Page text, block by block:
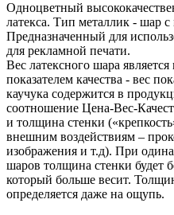
Одноцветный
латекса. Тип металлик - шар
Предназначенный для
для рекламной печати.
Вес латексного шара
показателем качества - вес
каучука содержится в
соотношение Цена-Вес-
и толщина стенки
внешним воздействиям –
изображения и т.д). При
шаров толщина стенки будет
который больше весит.
определяется даже на ощупь.